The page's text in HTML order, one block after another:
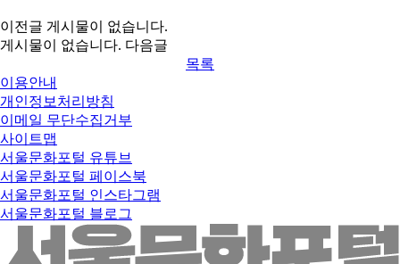
이전글 게시물이 없습니다.
게시물이 없습니다. 다음글
목록
이용안내
개인정보처리방침
이메일 무단수집거부
사이트맵
서울문화포털 유튜브
서울문화포털 페이스북
서울문화포털 인스타그램
서울문화포털 블로그